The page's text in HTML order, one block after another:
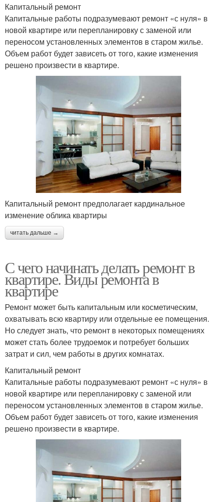
Капитальный ремонт
Капитальные работы подразумевают ремонт «с нуля» в
новой квартире или перепланировку с заменой или
переносом установленных элементов в старом жилье.
Объем работ будет зависеть от того, какие изменения
решено произвести в квартире.
Капитальный ремонт предполагает кардинальное
изменение облика квартиры
читать дальше →
С чего начинать делать ремонт в
квартире. Виды ремонта в
квартире
Ремонт может быть капитальным или косметическим,
охватывать всю квартиру или отдельные ее помещения.
Но следует знать, что ремонт в некоторых помещениях
может стать более трудоемок и потребует больших
затрат и сил, чем работы в других комнатах.
Капитальный ремонт
Капитальные работы подразумевают ремонт «с нуля» в
новой квартире или перепланировку с заменой или
переносом установленных элементов в старом жилье.
Объем работ будет зависеть от того, какие изменения
решено произвести в квартире.